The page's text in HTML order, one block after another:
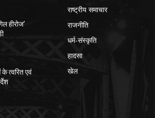
हीरोज’
त्वरित एवं
राष्ट्रीय समाचार
राजनीति
धर्म-संस्कृति
हादसा
खेल